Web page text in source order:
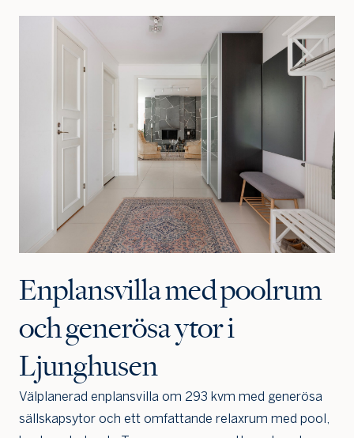
Enplansvilla med poolrum
och generösa ytor i
Ljunghusen
Välplanerad enplansvilla om 293 kvm med generösa
sällskapsytor och ett omfattande relaxrum med pool,